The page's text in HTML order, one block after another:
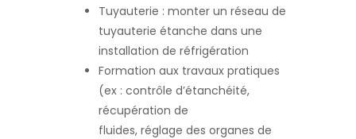
Tuyauterie : monter un réseau de
tuyauterie étanche dans une
installation de réfrigération
Formation aux travaux pratiques
(ex : contrôle d’étanchéité,
récupération de
fluides, réglage des organes de